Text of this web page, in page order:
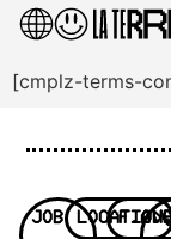
[cmplz-terms-
JOB LOCATION